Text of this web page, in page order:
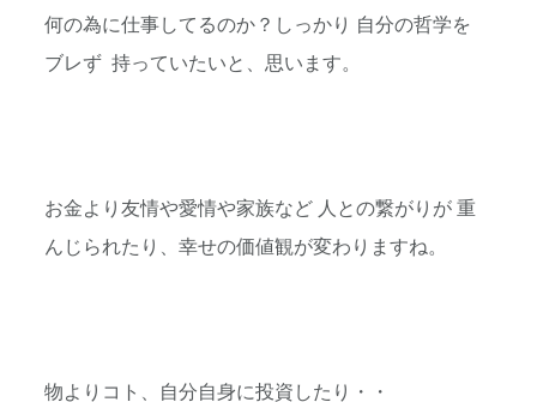
何の為に仕事してるのか？しっかり 自分の哲学を
ブレず 持っていたいと、思います。
お金より友情や愛情や家族など 人との繋がりが 重
んじられたり、幸せの価値観が変わりますね。
物よりコト、自分自身に投資したり・・